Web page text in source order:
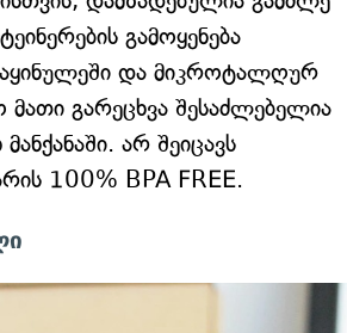
გამოყენება
და მიკროტალღურ
გარეცხვა შესაძლებელია
არ შეიცავს
100% BPA FREE.